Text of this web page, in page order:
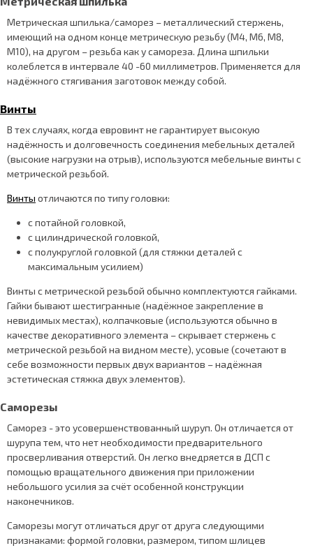
Метрическая шпилька/саморез – металлический стержень,
имеющий на одном конце метрическую резьбу (М4, М6, М8,
М10), на другом – резьба как у самореза. Длина шпильки
колеблется в интервале 40 -60 миллиметров. Применяется для
надёжного стягивания заготовок между собой.
Винты
В тех случаях, когда евровинт не гарантирует высокую
надёжность и долговечность соединения мебельных деталей
(высокие нагрузки на отрыв), используются мебельные винты с
метрической резьбой.
Винты отличаются по типу головки:
с потайной головкой,
с цилиндрической головкой,
с полукруглой головкой (для стяжки деталей с
максимальным усилием)
Винты с метрической резьбой обычно комплектуются гайками.
Гайки бывают шестигранные (надёжное закрепление в
невидимых местах), колпачковые (используются обычно в
качестве декоративного элемента – скрывает стержень с
метрической резьбой на видном месте), усовые (сочетают в
себе возможности первых двух вариантов – надёжная
эстетическая стяжка двух элементов).
Саморезы
Саморез - это усовершенствованный шуруп. Он отличается от
шурупа тем, что нет необходимости предварительного
просверливания отверстий. Он легко внедряется в ДСП с
помощью вращательного движения при приложении
небольшого усилия за счёт особенной конструкции
наконечников.
Саморезы могут отличаться друг от друга следующими
признаками: формой головки, размером, типом шлицев